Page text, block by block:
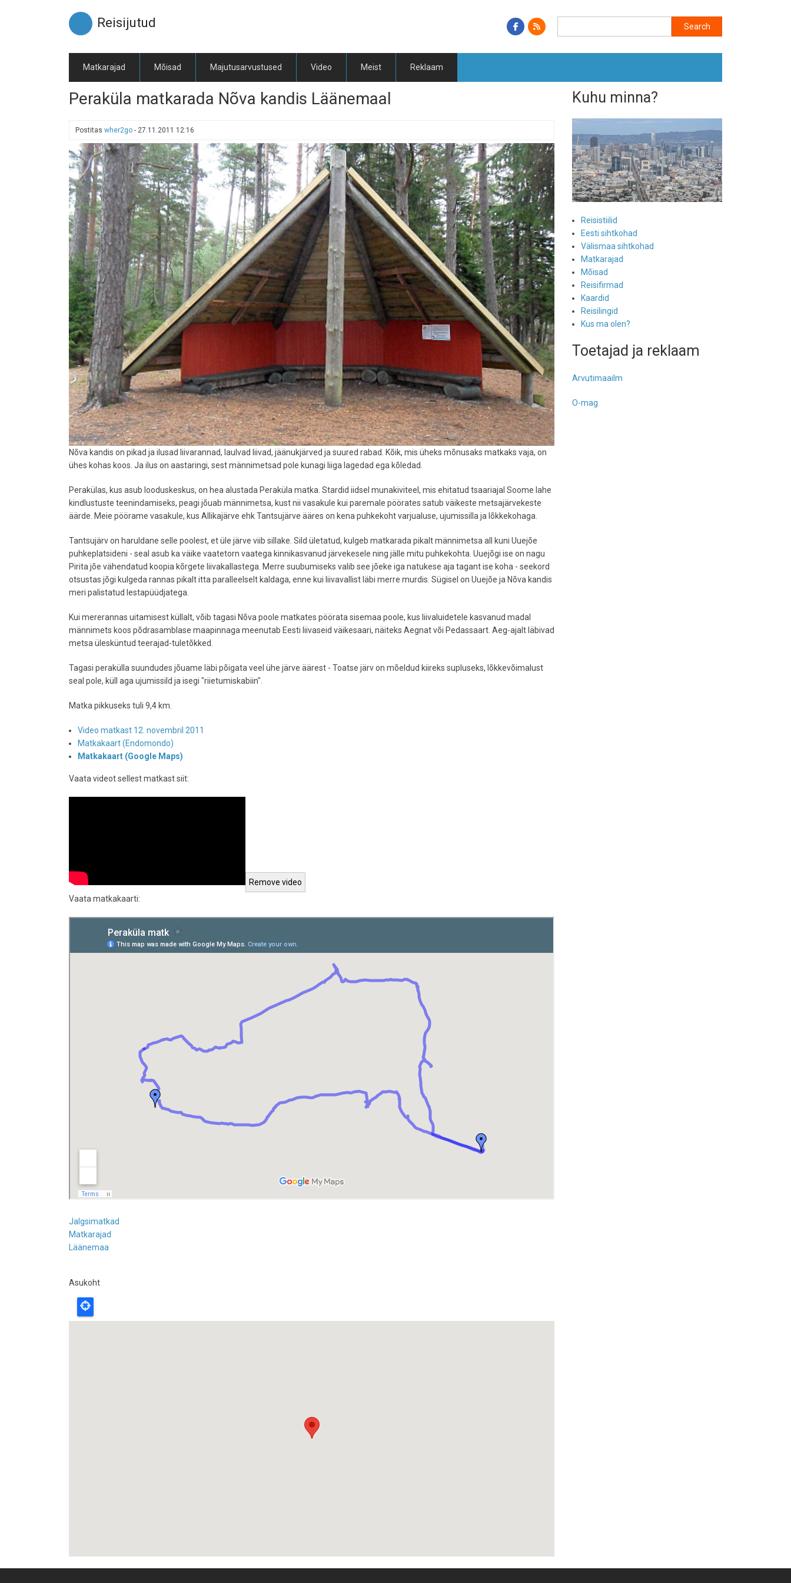
Reisijutud
Matkarajad Mõisad Majutusarvustused Video Meist Reklaam
Peraküla matkarada Nõva kandis Läänemaal
Postitas wher2go - 27.11.2011 12:16
Nõva kandis on pikad ja ilusad liivarannad, laulvad liivad, jäänukjärved ja suured rabad. Kõik, mis üheks mõnusaks matkaks vaja, on
ühes kohas koos. Ja ilus on aastaringi, sest männimetsad pole kunagi liiga lagedad ega kõledad.
Perakülas, kus asub looduskeskus, on hea alustada Peraküla matka. Stardid iidsel munakiviteel, mis ehitatud tsaariajal Soome lahe
kindlustuste teenindamiseks, peagi jõuab männimetsa, kust nii vasakule kui paremale pöörates satub väikeste metsajärvekeste
äärde. Meie pöörame vasakule, kus Allikajärve ehk Tantsujärve ääres on kena puhkekoht varjualuse, ujumissilla ja lõkkekohaga.
Tantsujärv on haruldane selle poolest, et üle järve viib sillake. Sild ületatud, kulgeb matkarada pikalt männimetsa all kuni Uuejõe
puhkeplatsideni - seal asub ka väike vaatetorn vaatega kinnikasvanud järvekesele ning jälle mitu puhkekohta. Uuejõgi ise on nagu
Pirita jõe vähendatud koopia kõrgete liivakallastega. Merre suubumiseks valib see jõeke iga natukese aja tagant ise koha - seekord
otsustas jõgi kulgeda rannas pikalt itta paralleelselt kaldaga, enne kui liivavallist läbi merre murdis. Sügisel on Uuejõe ja Nõva kandis
meri palistatud lestapüüdjatega.
Kui mererannas uitamisest küllalt, võib tagasi Nõva poole matkates pöörata sisemaa poole, kus liivaluidetele kasvanud madal
männimets koos põdrasamblase maapinnaga meenutab Eesti liivaseid väikesaari, näiteks Aegnat või Pedassaart. Aeg-ajalt läbivad
metsa ülesküntud teerajad-tuletõkked.
Tagasi perakülla suundudes jõuame läbi põigata veel ühe järve äärest - Toatse järv on mõeldud kiireks supluseks, lõkkevõimalust
seal pole, küll aga ujumissild ja isegi "riietumiskabiin".
Matka pikkuseks tuli 9,4 km.
Video matkast 12. novembril 2011
Matkakaart (Endomondo)
Matkakaart (Google Maps)
Vaata videot sellest matkast siit:
Vaata matkakaarti:
Jalgsimatkad
Matkarajad
Läänemaa
Asukoht
Kuhu minna?
Reisistiilid
Eesti sihtkohad
Välismaa sihtkohad
Matkarajad
Mõisad
Reisifirmad
Kaardid
Reisilingid
Kus ma olen?
Toetajad ja reklaam
Arvutimaailm
O-mag